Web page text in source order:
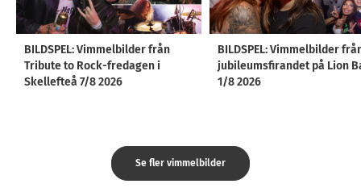
BILDSPEL: Vimmelbilder från
Tribute to Rock-fredagen i
Skellefteå 7/8 2026
BILDSPEL: Vimmelbilder
jubileumsfirandet på Lion
1/8 2026
Se fler vimmelbilder